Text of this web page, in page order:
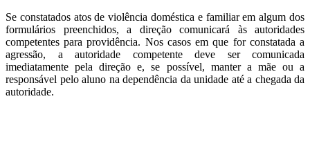
Se constatados atos de violência doméstica e familiar em algum dos
formulários preenchidos, a direção comunicará às autoridades
competentes para providência. Nos casos em que for constatada a
agressão, a autoridade competente deve ser comunicada
imediatamente pela direção e, se possível, manter a mãe ou a
responsável pelo aluno na dependência da unidade até a chegada da
autoridade.